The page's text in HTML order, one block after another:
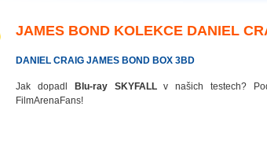
JAMES BOND KOLEKCE DANIEL
DANIEL CRAIG JAMES BOND BOX 3BD
Jak dopadl Blu-ray SKYFALLv našich testech?
FilmArenaFans!